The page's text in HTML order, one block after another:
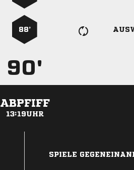
88’
90'
ABPFIFF
13:19UHR
SPIELE